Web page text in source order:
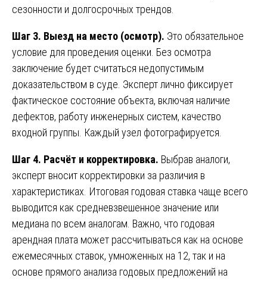
сезонности и долгосрочных трендов.
Шаг 3. Выезд на место (осмотр). Это обязательное
условие для проведения оценки. Без осмотра
заключение будет считаться недопустимым
доказательством в суде. Эксперт лично фиксирует
фактическое состояние объекта, включая наличие
дефектов, работу инженерных систем, качество
входной группы. Каждый узел фотографируется.
Шаг 4. Расчёт и корректировка. Выбрав аналоги,
эксперт вносит корректировки за различия в
характеристиках. Итоговая годовая ставка чаще всего
выводится как средневзвешенное значение или
медиана по всем аналогам. Важно, что годовая
арендная плата может рассчитываться как на основе
ежемесячных ставок, умноженных на 12, так и на
основе прямого анализа годовых предложений на